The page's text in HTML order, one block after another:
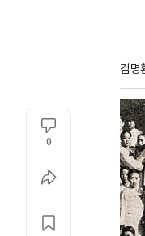
김명
0